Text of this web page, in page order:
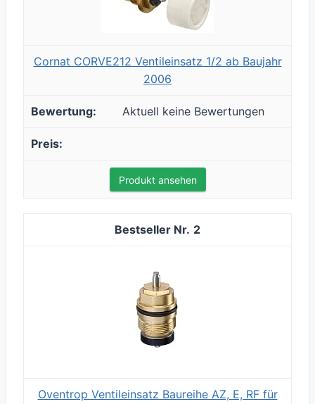
Cornat CORVE212 Ventileinsatz 1/2 ab Baujahr
2006
Aktuell keine Bewertungen
Produkt ansehen
2
Oventrop Ventileinsatz Baureihe AZ, E, RF für